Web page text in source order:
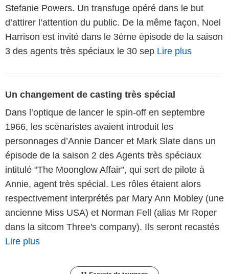
Stefanie Powers. Un transfuge opéré dans le but
d’attirer l’attention du public. De la même façon, Noel
Harrison est invité dans le 3ème épisode de la saison
3 des agents très spéciaux le 30 sep Lire plus
Un changement de casting très spécial
Dans l’optique de lancer le spin-off en septembre
1966, les scénaristes avaient introduit les
personnages d’Annie Dancer et Mark Slate dans un
épisode de la saison 2 des Agents très spéciaux
intitulé "The Moonglow Affair", qui sert de pilote à
Annie, agent très spécial. Les rôles étaient alors
respectivement interprétés par Mary Ann Mobley (une
ancienne Miss USA) et Norman Fell (alias Mr Roper
dans la sitcom Three's company). Ils seront recastés
Lire plus